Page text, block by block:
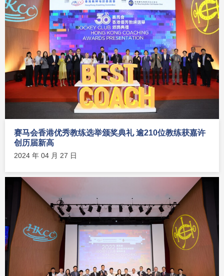
赛马会香港优秀教练选举颁奖典礼 逾210位教练获嘉许
创历届新高
2024 年 04 月 27 日